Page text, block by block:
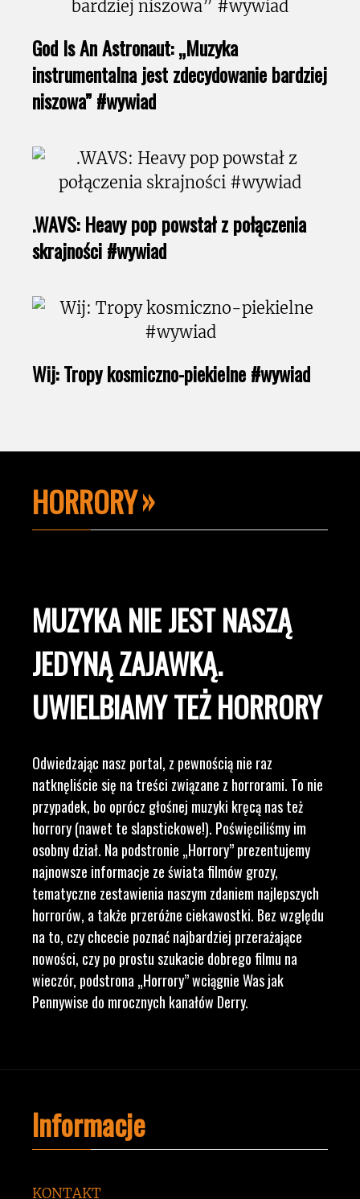
God Is An Astronaut: „Muzyka
instrumentalna jest zdecydowanie bardziej
niszowa” #wywiad
.WAVS: Heavy pop powstał z połączenia
skrajności #wywiad
Wij: Tropy kosmiczno-piekielne #wywiad
HORRORY
MUZYKA NIE JEST NASZĄ
JEDYNĄ ZAJAWKĄ.
UWIELBIAMY TEŻ HORRORY
Odwiedzając nasz portal, z pewnością nie raz
natknęliście się na treści związane z horrorami. To nie
przypadek, bo oprócz głośnej muzyki kręcą nas też
horrory (nawet te slapstickowe!). Poświęciliśmy im
osobny dział. Na podstronie „Horrory” prezentujemy
najnowsze informacje ze świata filmów grozy,
tematyczne zestawienia naszym zdaniem najlepszych
horrorów, a także przeróżne ciekawostki. Bez względu
na to, czy chcecie poznać najbardziej przerażające
nowości, czy po prostu szukacie dobrego filmu na
wieczór, podstrona „Horrory” wciągnie Was jak
Pennywise do mrocznych kanałów Derry.
Informacje
KONTAKT